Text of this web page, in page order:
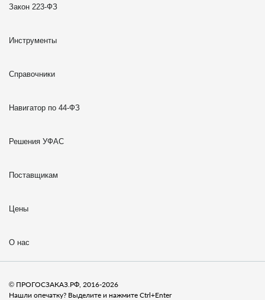
Закон 223-ФЗ
Инструменты
Справочники
Навигатор по 44-ФЗ
Решения УФАС
Поставщикам
Цены
О нас
© ПРОГОСЗАКАЗ.РФ, 2016-2026
Нашли опечатку? Выделите и нажмите Ctrl+Enter